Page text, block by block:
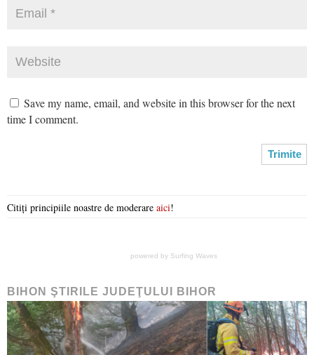
Save my name, email, and website in this browser for the next
time I comment.
Citiți principiile noastre de moderare aici!
powered by Surfing Waves
BIHON ŞTIRILE JUDEŢULUI BIHOR